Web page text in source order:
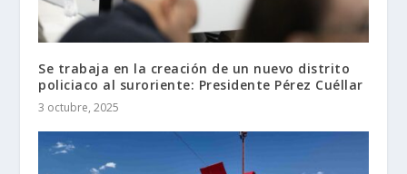
Se trabaja en la creación de un nuevo distrito
policiaco al suroriente: Presidente Pérez Cuéllar
3 octubre, 2025